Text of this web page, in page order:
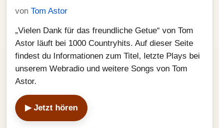
von Tom Astor
„Vielen Dank für das freundliche Getue“ von Tom
Astor läuft bei 1000 Countryhits. Auf dieser Seite
findest du Informationen zum Titel, letzte Plays bei
unserem Webradio und weitere Songs von Tom
Astor.
▶ Jetzt hören